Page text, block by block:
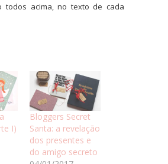
todos acima, no texto de cada
I)
Bloggers Secret
Santa: a revelação
dos presentes e
do amigo secreto